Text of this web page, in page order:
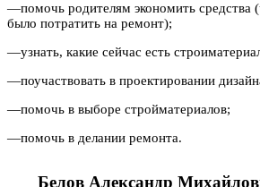
—помочь родителям экономить
было потратить на ремонт);
—узнать, какие сейчас есть
—поучаствовать в проектировании
—помочь в выборе стройматериалов;
—помочь в делании ремонта.
Белов Александр